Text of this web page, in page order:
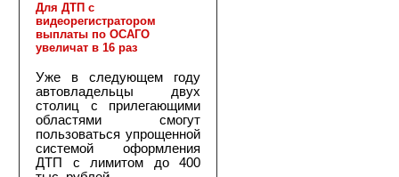
Для ДТП с
видеорегистратором
выплаты по ОСАГО
увеличат в 16 раз
Уже в следующем году
автовладельцы двух
столиц с прилегающими
областями смогут
пользоваться упрощенной
системой оформления
ДТП с лимитом до 400